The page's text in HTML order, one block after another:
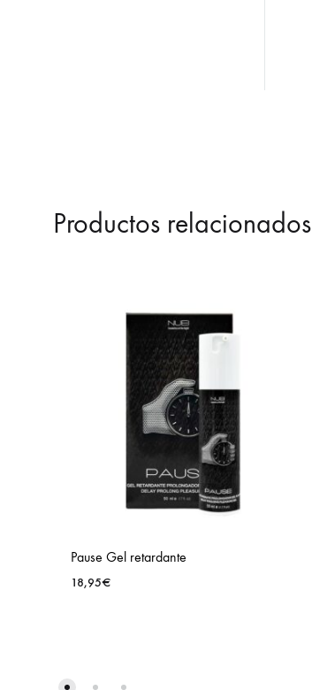
Productos relacionados
Pause Gel retardante
18,95€